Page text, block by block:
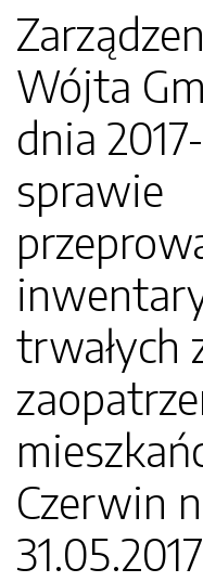
Wójta
dnia
sprawie
trwałych
Czerwin